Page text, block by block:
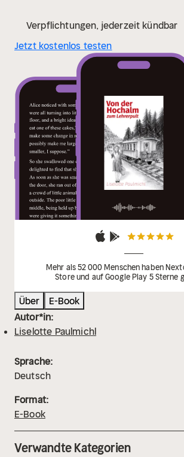
Verpflichtungen, jederzeit kündbar
Jetzt kostenlos testen
Mehr als 52 000 Menschen haben
Store und auf Google Play 5 Sterne
Über
E-Book
Autor*in:
Liselotte Paulmichl
Sprache:
Deutsch
Format:
E-Book
Verwandte Kategorien